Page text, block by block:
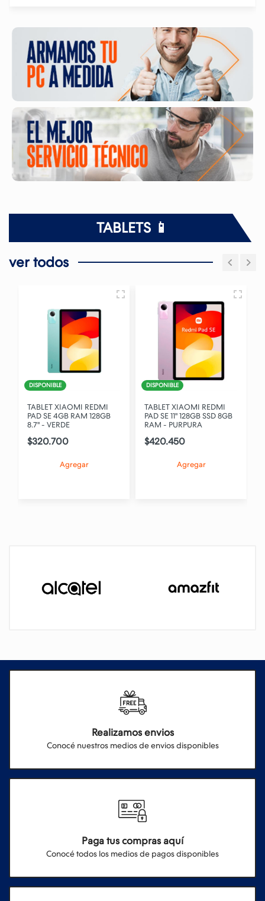
TABLETS 📱
ver todos
DISPONIBLE
TABLET XIAOMI REDMI
PAD SE 4GB RAM 128GB
8.7" - VERDE
$320.700
Agregar
DISPONIBLE
TABLET XIAOMI REDMI
PAD SE 11" 128GB SSD 8GB
RAM - PURPURA
$420.450
Agregar
Realizamos envios
Conocé nuestros medios de envios disponibles
Paga tus compras aquí
Conocé todos los medios de pagos disponibles